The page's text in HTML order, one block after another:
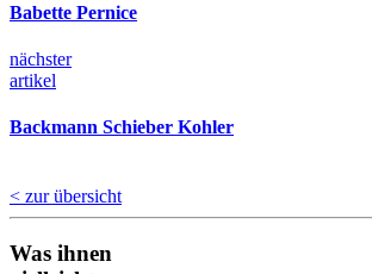
Babette Pernice
nächster
artikel
Backmann Schieber Kohler
< zur übersicht
Was ihnen